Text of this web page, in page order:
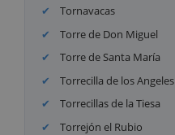
Tornavacas
Torre de Don Miguel
Torre de Santa María
Torrecilla de los Angeles
Torrecillas de la Tiesa
Torrejón el Rubio